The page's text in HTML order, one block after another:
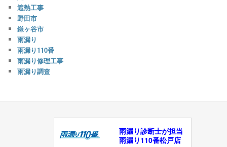
遮熱工事
野田市
鎌ヶ谷市
雨漏り
雨漏り110番
雨漏り修理工事
雨漏り調査
雨漏り診断士が担当
雨漏り110番松戸店